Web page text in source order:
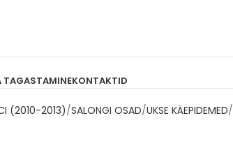
TAGASTAMINEKONTAKTID
(2010-2013) SALONGI OSAD UKSE KÄEPIDEMED